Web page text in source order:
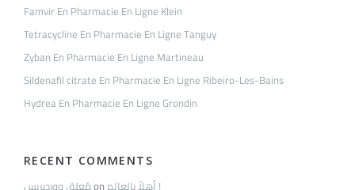
Famvir En Pharmacie En Ligne Klein
Tetracycline En Pharmacie En Ligne Tanguy
Zyban En Pharmacie En Ligne Martineau
Sildenafil citrate En Pharmacie En Ligne Ribeiro-Les-Bains
Hydrea En Pharmacie En Ligne Grondin
RECENT COMMENTS
مُعلِق ووردبريسon أهلاً بالعالم !